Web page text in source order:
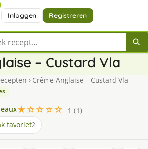
Inloggen Registreren
een recept
– Custard Vla
› Crême Anglaise – Custard Vla
★☆☆☆☆
1 (1)
favoriet2